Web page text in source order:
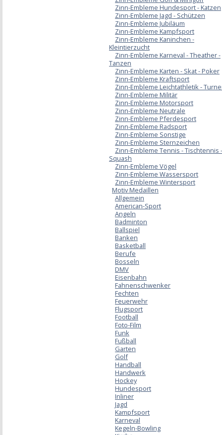
Zinn-Embleme Hundesport - Katzen
Zinn-Embleme Jagd - Schützen
Zinn-Embleme Jubiläum
Zinn-Embleme Kampfsport
Zinn-Embleme Kaninchen -
Kleintierzucht
Zinn-Embleme Karneval - Theather -
Tanzen
Zinn-Embleme Karten - Skat - Poker
Zinn-Embleme Kraftsport
Zinn-Embleme Leichtathletik -
Zinn-Embleme Militär
Zinn-Embleme Motorsport
Zinn-Embleme Neutrale
Zinn-Embleme Pferdesport
Zinn-Embleme Radsport
Zinn-Embleme Sonstige
Zinn-Embleme Sternzeichen
Zinn-Embleme Tennis - Tischtennis -
Squash
Zinn-Embleme Vögel
Zinn-Embleme Wassersport
Zinn-Embleme Wintersport
Motiv Medaillen
Allgemein
American-Sport
Angeln
Badminton
Ballspiel
Banken
Basketball
Berufe
Bosseln
DMV
Eisenbahn
Fahnenschwenker
Fechten
Feuerwehr
Flugsport
Football
Foto-Film
Funk
Fußball
Garten
Golf
Handball
Handwerk
Hockey
Hundesport
Inliner
Jagd
Kampfsport
Karneval
Kegeln-Bowling